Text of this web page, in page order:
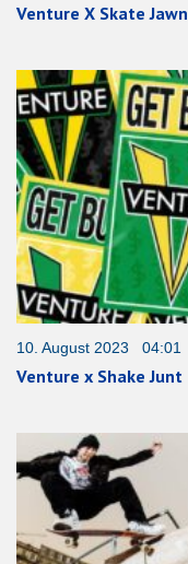
Venture X Skate Jawn
10. August 2023 04:01
Venture x Shake Junt